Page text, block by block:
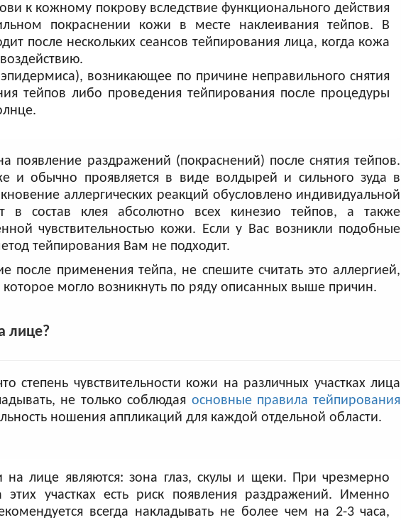
к кожному покрову вследствие функционального действия
покраснении кожи в месте наклеивания тейпов. В
после нескольких сеансов тейпирования лица, когда кожа
возникающее по причине неправильного снятия
тейпов либо проведения тейпирования после процедуры
появление раздражений (покраснений) после снятия тейпов.
и обычно проявляется в виде волдырей и сильного зуда в
аллергических реакций обусловлено индивидуальной
в состав клея абсолютно всех кинезио тейпов, а также
чувствительностью кожи. Если у Вас возникли подобные
тейпирования Вам не подходит.
применения тейпа, не спешите считать это аллергией,
могло возникнуть по ряду описанных выше причин.
лице?
чувствительности кожи на различных участках лица
не только соблюдая основные правила тейпирования
ношения аппликаций для каждой отдельной области.
лице являются: зона глаз, скулы и щеки. При чрезмерно
участках есть риск появления раздражений. Именно
всегда накладывать не более чем на 2-3 часа,